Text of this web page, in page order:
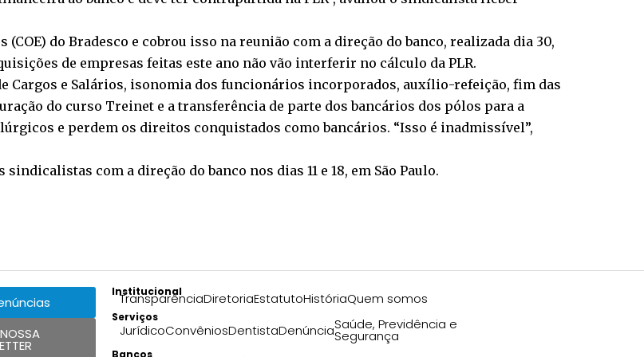
do Bradesco e cobrou isso na reunião com a direção do banco, realizada dia 30,
de empresas feitas este ano não vão interferir no cálculo da PLR.
Cargos e Salários, isonomia dos funcionários incorporados, auxílio-refeição, fim das
do curso Treinet e a transferência de parte dos bancários dos pólos para a
e perdem os direitos conquistados como bancários. “Isso é inadmissível”,
com a direção do banco nos dias 11 e 18, em São Paulo.
Institucional
TransparênciaDiretoriaEstatutoHistóriaQuem somos
Serviços
JurídicoConvêniosDentistaDenúnciaSaúde, Previdência e
Segurança